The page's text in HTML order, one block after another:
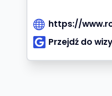
https://
Przejdź do